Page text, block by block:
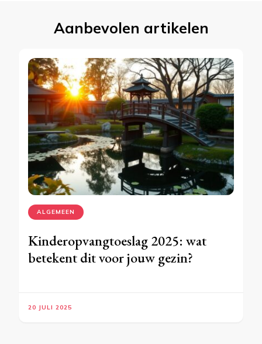
Aanbevolen artikelen
ALGEMEEN
Kinderopvangtoeslag 2025: wat
betekent dit voor jouw gezin?
20 JULI 2025